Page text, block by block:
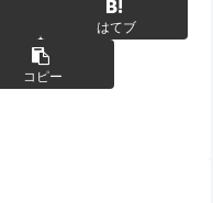
はてブ
コピー